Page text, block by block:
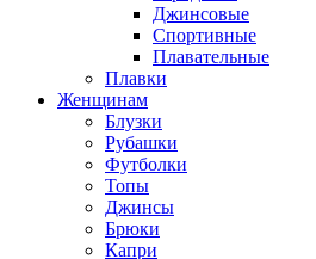
Джинсовые
Спортивные
Плавательные
Плавки
Женщинам
Блузки
Рубашки
Футболки
Топы
Джинсы
Брюки
Капри